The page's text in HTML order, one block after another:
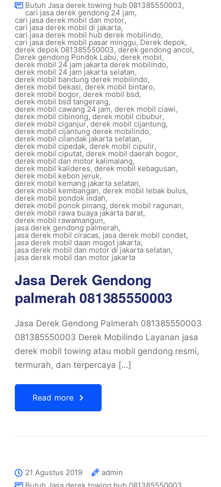
Butuh Jasa derek towing hub 081385550003,
cari jasa derek gendong 24 jam,
cari jasa derek mobil dan motor,
cari jasa derek mobil di jakarta,
cari jasa derek mobil hub derek mobilindo,
cari jasa derek mobil pasar minggu, Derek depok,
derek depok 081385550003, derek gendong ancol,
Derek gendong Pondok Labu, derek mobil,
derek mobil 24 jam jakarta derek mobilindo,
derek mobil 24 jam jakarta selatan,
derek mobil bandung derek mobilindo,
derek mobil bekasi, derek mobil bintaro,
derek mobil bogor,derek mobil bsd,
derek mobil bsd tangerang,
derek mobil cawang 24 jam, derek mobil ciawi,
derek mobil cibinong, derek mobil cibubur,
derek mobil ciganjur,derek mobil cijantung,
derek mobil cijantung derek mobilindo,
derek mobil cilandak jakarta selatan,
derek mobil cipedak,derek mobil cipulir,
derek mobil ciputat, derek mobil daerah bogor,
derek mobil dan motor kalimalang,
derek mobil kalideres, derek mobil kebagusan,
derek mobil kebon jeruk,
derek mobil kemang jakarta selatan,
derek mobil kembangan, derek mobil lebak bulus,
derek mobil pondok indah,
derek mobil ponok pinang, derek mobil ragunan,
derek mobil rawa buaya jakarta barat,
derek mobil rawamangun,
jasa derek gendong palmerah,
jasa derek mobil ciracas, jasa derek mobil condet,
jasa derek mobil daan mogot jakarta,
jasa derek mobil dan motor di jakarta selatan,
jasa derek mobil dan motor jakarta
Jasa Derek Gendong
palmerah 081385550003
Jasa Derek Gendong Palmerah 081385550003
081385550003 Derek Mobilindo Layanan jasa
derek mobil towing atau mobil gendong resmi,
termurah, dan terpercaya […]
Read more
21 Agustus 2019
admin